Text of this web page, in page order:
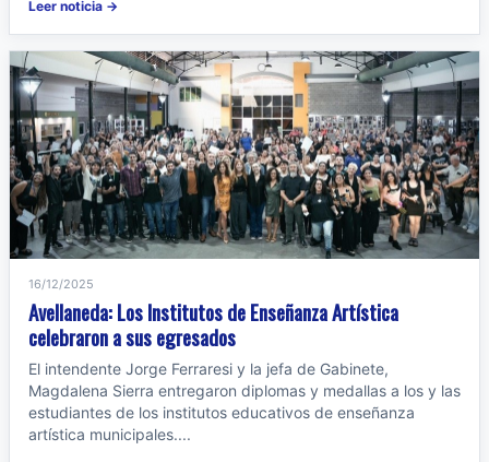
Leer noticia →
16/12/2025
Avellaneda: Los Institutos de Enseñanza Artística
celebraron a sus egresados
El intendente Jorge Ferraresi y la jefa de Gabinete,
Magdalena Sierra entregaron diplomas y medallas a los y las
estudiantes de los institutos educativos de enseñanza
artística municipales....